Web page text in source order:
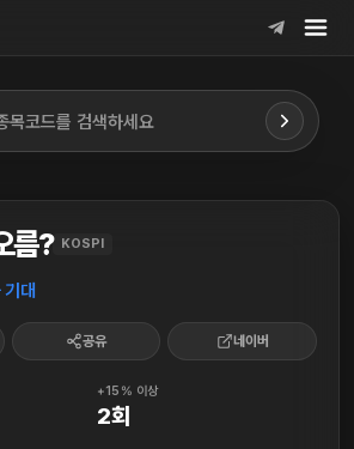
름? KOSPI
대
공유 네이버
+15% 이상
2회